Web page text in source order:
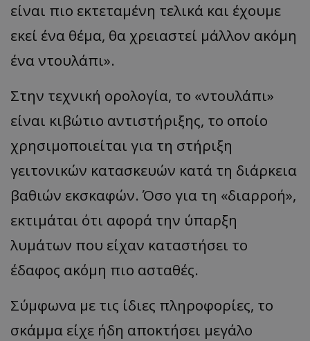
είναι πιο εκτεταμένη τελικά και έχουμε
εκεί ένα θέμα, θα χρειαστεί μάλλον ακόμη
ένα ντουλάπι».
Στην τεχνική ορολογία, το «ντουλάπι»
είναι κιβώτιο αντιστήριξης, το οποίο
χρησιμοποιείται για τη στήριξη
γειτονικών κατασκευών κατά τη διάρκεια
βαθιών εκσκαφών. Όσο για τη «διαρροή»,
εκτιμάται ότι αφορά την ύπαρξη
λυμάτων που είχαν καταστήσει το
έδαφος ακόμη πιο ασταθές.
Σύμφωνα με τις ίδιες πληροφορίες, το
σκάμμα είχε ήδη αποκτήσει μεγάλο